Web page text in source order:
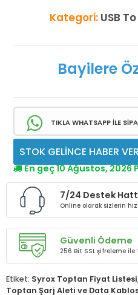
Kategori: USB
Bayilere
TIKLA WHATSAPP İLE
STOK GELİNCE HABER
En geç 10 Ağustos,
7/24 Destek
Online olarak sizlerin
Güvenli Ödeme
256 Bit SSL şifreleme
Etiket: Syrox Toptan Fiyat Listesi
Toptan Şarj Aleti ve Data